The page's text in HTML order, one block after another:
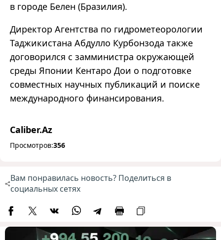
в городе Белен (Бразилия).
Директор Агентства по гидрометеорологии
Таджикистана Абдулло Курбонзода также
договорился с замминистра окружающей
среды Японии Кентаро Дои о подготовке
совместных научных публикаций и поиске
международного финансирования.
Caliber.Az
Просмотров:356
Вам понравилась новость? Поделиться в
социальных сетях